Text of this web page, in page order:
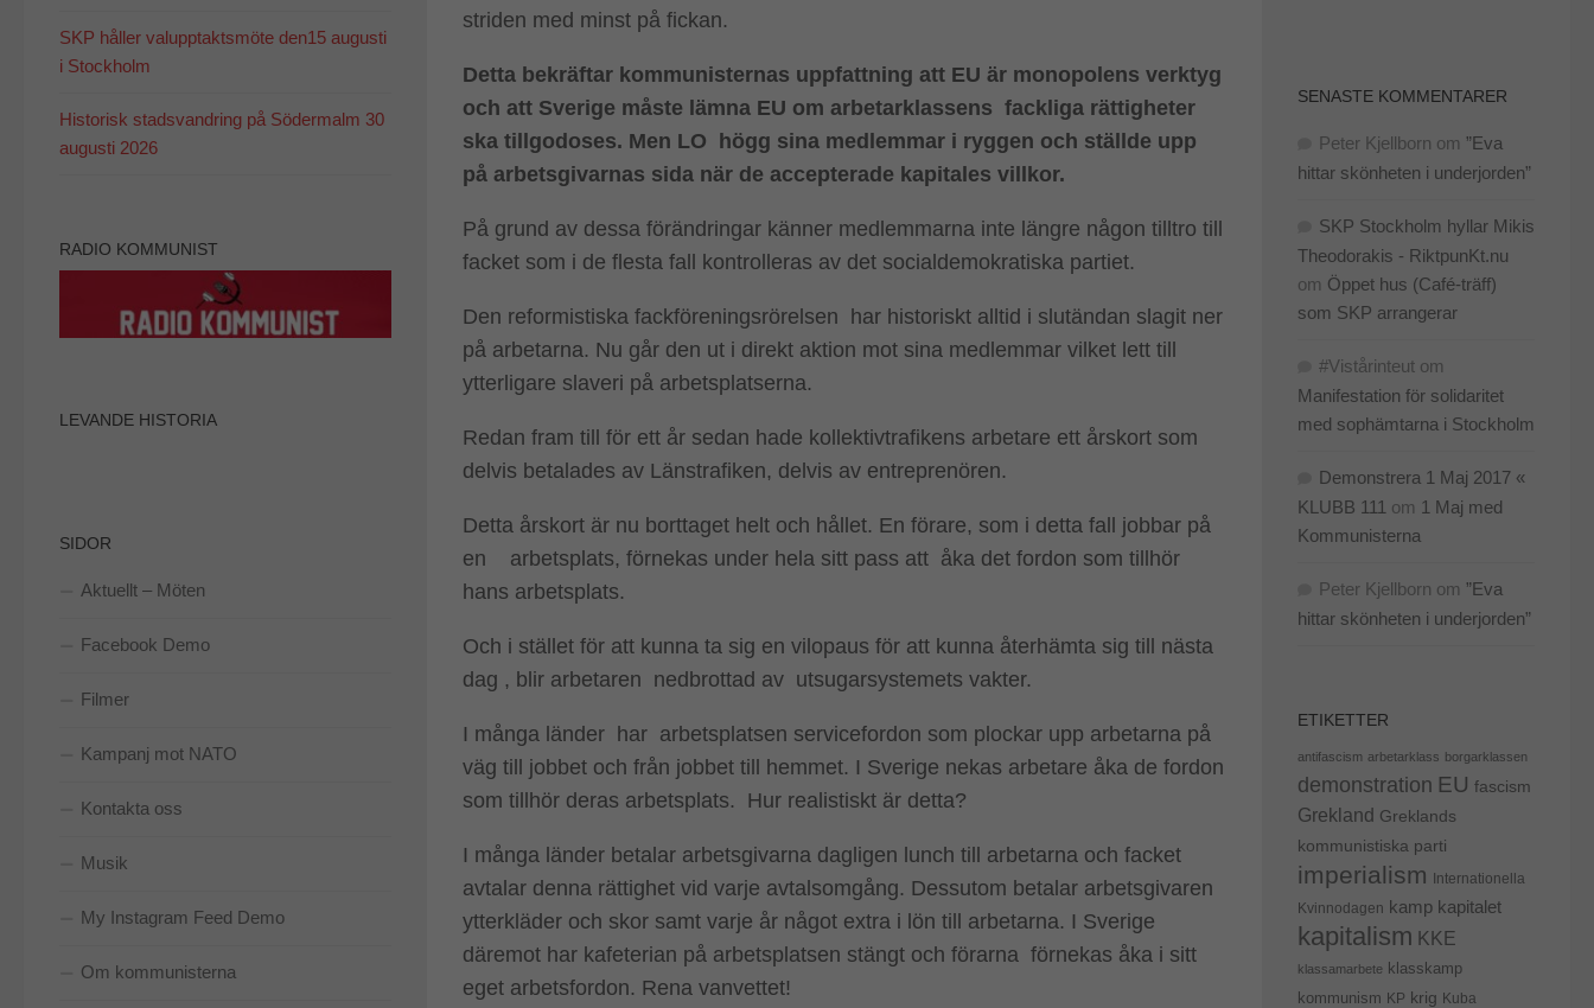
striden med minst på fickan.
Detta bekräftar kommunisternas uppfattning att EU är monopolens verktyg
och att Sverige måste lämna EU om arbetarklassens fackliga rättigheter
ska tillgodoses. Men LO högg sina medlemmar i ryggen och ställde upp
på arbetsgivarnas sida när de accepterade kapitales villkor.
På grund av dessa förändringar känner medlemmarna inte längre någon tilltro till
facket som i de flesta fall kontrolleras av det socialdemokratiska partiet.
Den reformistiska fackföreningsrörelsen har historiskt alltid i slutändan slagit ner
på arbetarna. Nu går den ut i direkt aktion mot sina medlemmar vilket lett till
ytterligare slaveri på arbetsplatserna.
Redan fram till för ett år sedan hade kollektivtrafikens arbetare ett årskort som
delvis betalades av Länstrafiken, delvis av entreprenören.
Detta årskort är nu borttaget helt och hållet. En förare, som i detta fall jobbar på
en arbetsplats, förnekas under hela sitt pass att åka det fordon som tillhör
hans arbetsplats.
Och i stället för att kunna ta sig en vilopaus för att kunna återhämta sig till nästa
dag , blir arbetaren nedbrottad av utsugarsystemets vakter.
I många länder har arbetsplatsen servicefordon som plockar upp arbetarna på
väg till jobbet och från jobbet till hemmet. I Sverige nekas arbetare åka de fordon
som tillhör deras arbetsplats. Hur realistiskt är detta?
I många länder betalar arbetsgivarna dagligen lunch till arbetarna och facket
avtalar denna rättighet vid varje avtalsomgång. Dessutom betalar arbetsgivaren
ytterkläder och skor samt varje år något extra i lön till arbetarna. I Sverige
däremot har kafeterian på arbetsplatsen stängt och förarna förnekas åka i sitt
eget arbetsfordon. Rena vanvettet!
SKP håller valupptaktsmöte den15 augusti
i Stockholm
Historisk stadsvandring på Södermalm 30
augusti 2026
RADIO KOMMUNIST
LEVANDE HISTORIA
SIDOR
Aktuellt – Möten
Facebook Demo
Filmer
Kampanj mot NATO
Kontakta oss
Musik
My Instagram Feed Demo
Om kommunisterna
SENASTE KOMMENTARER
Peter Kjellborn om ”Eva
hittar skönheten i underjorden”
SKP Stockholm hyllar Mikis
Theodorakis - RiktpunKt.nu
om Öppet hus (Café-träff)
som SKP arrangerar
#Vistårinteut om
Manifestation för solidaritet
med sophämtarna i Stockholm
Demonstrera 1 Maj 2017 «
KLUBB 111 om 1 Maj med
Kommunisterna
Peter Kjellborn om ”Eva
hittar skönheten i underjorden”
ETIKETTER
antifascism arbetarklass borgarklassen
demonstration EU fascism
Grekland Greklands
kommunistiska parti
imperialism
Internationella
Kvinnodagen kamp kapitalet
kapitalism KKE
klassamarbete klasskamp
kommunism KP krig Kuba